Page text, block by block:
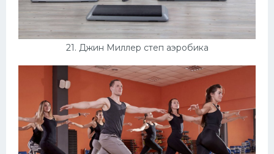
21. Джин Миллер степ аэробика